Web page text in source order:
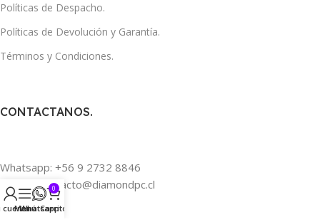
Políticas de Despacho.
Políticas de Devolución y Garantía.
Términos y Condiciones.
CONTACTANOS.
Whatsapp: +56 9 2732 8846
Correo: contacto@diamondpc.cl
cuenta
Menú
Whatsapp
0
Carrito